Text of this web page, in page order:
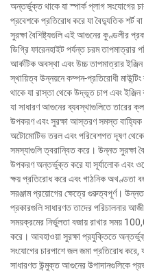
অন্তর্ভুক্ত থাকে যা স্পার্ক প্লাগ সংযোগের
প্রবেশকে প্রতিরোধ করে যা বৈদ্যুতিক শর্ট
সুরক্ষা বৈশিষ্ট্যগুলি এই আগুনের কুণ্ডলীর
ডিগ্রি ফারেনহাইট পর্যন্ত চরম তাপমাত্রার
আর্কটিক অবস্থা এবং উচ্চ তাপমাত্রার ইঞ্জিন
স্থায়িত্ব উন্নয়নে কম্পন-প্রতিরোধী
থাকে যা রাস্তা থেকে উদ্ভূত চাপ এবং
যা সাধারণ আগুনের ব্যবস্থাগুলিতে তারের
উপকরণ এবং সুরক্ষা আস্তরণ সমস্ত বাহ্যিক
অটোমোটিভ তরল এবং পরিবেশগত দূষণ থেকে
সমস্যাগুলি ত্বরান্বিত করে। উন্নত সুরক্ষা
উপকরণ অন্তর্ভুক্ত করে যা সূর্যালোক এবং
ক্ষয় প্রতিরোধ করে এবং গাঠনিক অখণ্ডতা
সরঞ্জাম প্রয়োগের ক্ষেত্রে গুরুত্বপূর্ণ।
প্রকারগুলি সাধারণত তাদের পরিচালনার
সময়ক্রমের নির্ভুলতা বজায় রাখার সময়
করে। আবহাওয়া সুরক্ষা প্রযুক্তিতে
সংযোগের চারপাশে জল জমা প্রতিরোধ করে,
সাধারণত উন্মুক্ত আগুনের উপাদানগুলিকে